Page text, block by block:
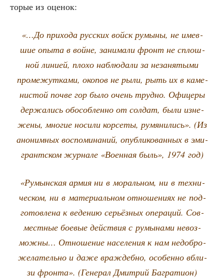
то­рые из оценок:
«…До при­хо­да рус­ских войск румы­ны, не имев­
шие опы­та в войне, зани­ма­ли фронт не сплош­
ной лини­ей, пло­хо наблю­да­ли за неза­ня­ты­ми
про­ме­жут­ка­ми, око­пов не рыли, рыть их в каме­
ни­стой поч­ве гор было очень труд­но. Офи­це­ры
дер­жа­лись обособ­лен­но от сол­дат, были изне­
же­ны, мно­гие носи­ли кор­се­ты, румя­ни­лись». (Из
ано­ним­ных вос­по­ми­на­ний, опуб­ли­ко­ван­ных в эми­
грант­ском жур­на­ле «Воен­ная быль», 1974 год)
«Румын­ская армия ни в мораль­ном, ни в тех­ни­
че­ском, ни в мате­ри­аль­ном отно­ше­ни­ях не под­
го­тов­ле­на к веде­нию серьёз­ных опе­ра­ций. Сов­
мест­ные бое­вые дей­ствия с румы­на­ми невоз­
мож­ны… Отно­ше­ние насе­ле­ния к нам недоб­ро­
же­ла­тель­но и даже враж­деб­но, осо­бен­но вбли­
зи фрон­та». (Гене­рал Дмит­рий Багратион)